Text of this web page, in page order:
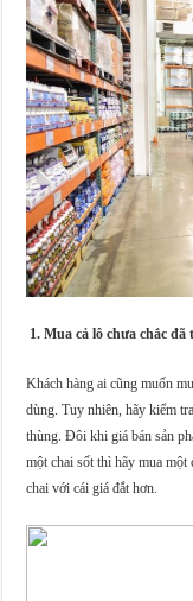
1. Mua cả lô chưa chắc đã
Khách hàng ai cũng muốn
dùng. Tuy nhiên, hãy kiểm
thùng. Đôi khi giá bán sản
một chai sốt thì hãy mua
chai với cái giá đắt hơn.